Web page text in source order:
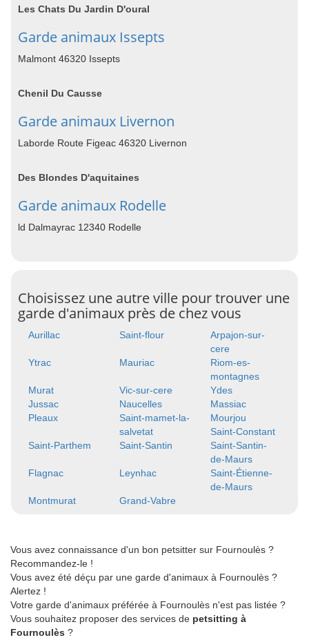
Les Chats Du Jardin D'oural
Garde animaux Issepts
Malmont 46320 Issepts
Chenil Du Causse
Garde animaux Livernon
Laborde Route Figeac 46320 Livernon
Des Blondes D'aquitaines
Garde animaux Rodelle
ld Dalmayrac 12340 Rodelle
Choisissez une autre ville pour trouver une
garde d'animaux près de chez vous
Aurillac Saint-flour
Arpajon-sur-
cere
Ytrac
Mauriac
Riom-es-
montagnes
Murat
Vic-sur-cere
Ydes
Jussac
Naucelles
Massiac
Pleaux
Saint-mamet-la-
salvetat
Mourjou
Saint-Constant
Saint-Parthem
Saint-Santin
Saint-Santin-
de-Maurs
Flagnac
Leynhac
Saint-Étienne-
de-Maurs
Montmurat
Grand-Vabre
Vous avez connaissance d'un bon petsitter sur Fournoulès ?
Recommandez-le !
Vous avez été déçu par une garde d'animaux à Fournoulès ?
Alertez !
Votre garde d'animaux préférée à Fournoulès n'est pas listée ?
Vous souhaitez proposer des services de petsitting à
Fournoulès ?